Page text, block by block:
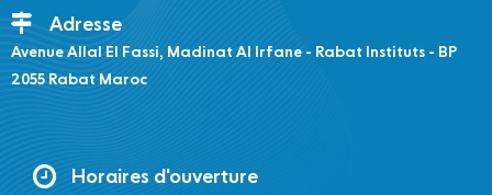
Adresse
Avenue Allal El Fassi, Madinat Al Irfane - Rabat Instituts - BP
2055 Rabat Maroc
Horaires d'ouverture